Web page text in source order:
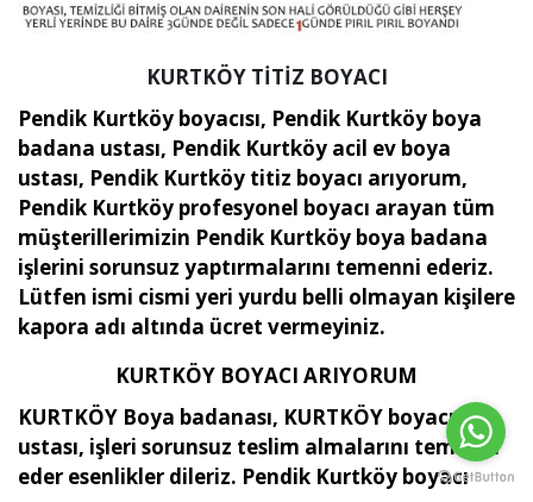
KURTKÖY TİTİZ BOYACI
Pendik Kurtköy boyacısı, Pendik Kurtköy boya
badana ustası, Pendik Kurtköy acil ev boya
ustası, Pendik Kurtköy titiz boyacı arıyorum,
Pendik Kurtköy profesyonel boyacı arayan tüm
müşterillerimizin Pendik Kurtköy boya badana
işlerini sorunsuz yaptırmalarını temenni ederiz.
Lütfen ismi cismi yeri yurdu belli olmayan kişilere
kapora adı altında ücret vermeyiniz.
KURTKÖY BOYACI ARIYORUM
KURTKÖY Boya badanası, KURTKÖY boyacı
ustası, işleri sorunsuz teslim almalarını temenni
eder esenlikler dileriz. Pendik Kurtköy boyacı